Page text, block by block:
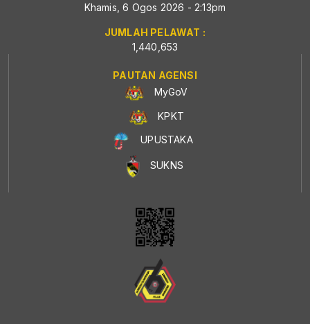
Khamis, 6 Ogos 2026 - 2:13pm
JUMLAH PELAWAT :
1,440,653
PAUTAN AGENSI
MyGoV
KPKT
UPUSTAKA
SUKNS